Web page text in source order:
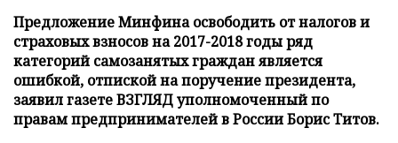
Предложение Минфина освободить от налогов и
страховых взносов на 2017-2018 годы ряд
категорий самозанятых граждан является
ошибкой, отпиской на поручение президента,
заявил газете ВЗГЛЯД уполномоченный по
правам предпринимателей в России Борис Титов.